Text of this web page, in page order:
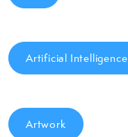
Artificial Intelligence
Artwork